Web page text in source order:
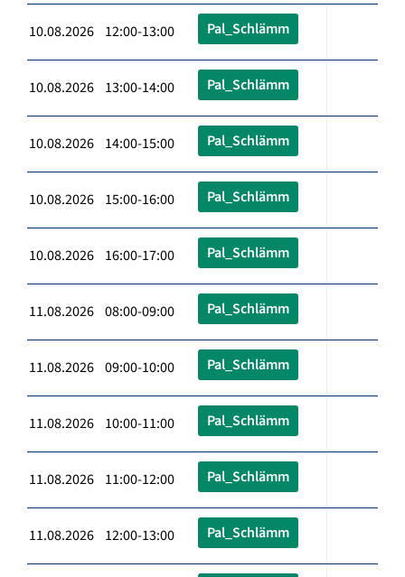
10.08.2026 12:00-13:00 Pal_Schlämm
10.08.2026 13:00-14:00 Pal_Schlämm
10.08.2026 14:00-15:00 Pal_Schlämm
10.08.2026 15:00-16:00 Pal_Schlämm
10.08.2026 16:00-17:00 Pal_Schlämm
11.08.2026 08:00-09:00 Pal_Schlämm
11.08.2026 09:00-10:00 Pal_Schlämm
11.08.2026 10:00-11:00 Pal_Schlämm
11.08.2026 11:00-12:00 Pal_Schlämm
11.08.2026 12:00-13:00 Pal_Schlämm